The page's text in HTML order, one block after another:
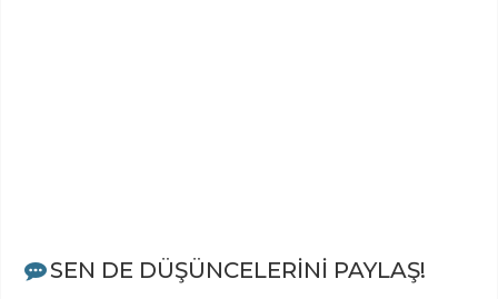
SEN DE DÜŞÜNCELERİNİ PAYLAŞ!